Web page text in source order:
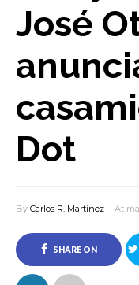
José
Dot
By Carlos R. Martinez At
SHARE ON
FACEBOOK